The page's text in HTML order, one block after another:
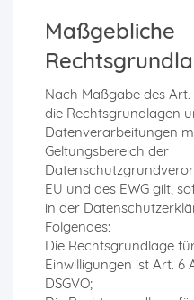
Maßgebliche
Nach Maßgabe des Art.
die Rechtsgrundlagen
Datenverarbeitungen
Geltungsbereich der
EU und des EWG gilt,
in der
Folgendes:
Die Rechtsgrundlage
Einwilligungen ist Art. 6
DSGVO;